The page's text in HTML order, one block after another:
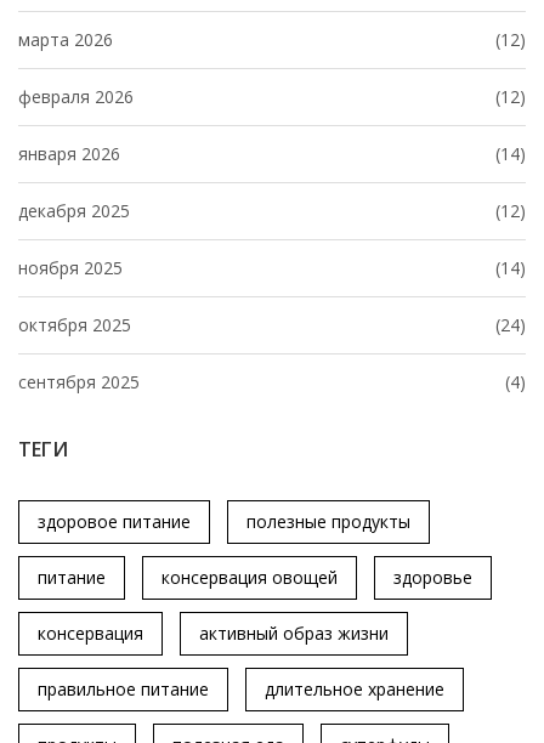
марта 2026 (12)
февраля 2026 (12)
января 2026 (14)
декабря 2025 (12)
ноября 2025 (14)
октября 2025 (24)
сентября 2025 (4)
ТЕГИ
здоровое питание полезные продукты
питание консервация овощей здоровье
консервация активный образ жизни
правильное питание длительное хранение